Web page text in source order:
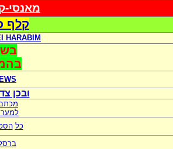
קלף
HARABIM
ובכן
כל